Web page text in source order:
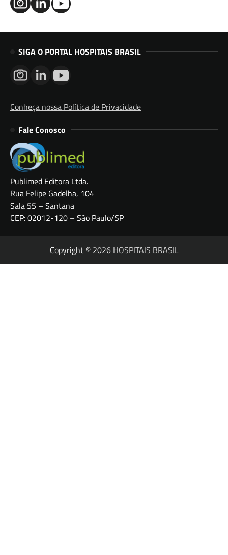
SIGA O PORTAL HOSPITAIS BRASIL
Conheça nossa Política de Privacidade
Fale Conosco
Publimed Editora Ltda.
Rua Felipe Gadelha, 104
Sala 55 – Santana
CEP: 02012-120 – São Paulo/SP
Copyright © 2026 HOSPITAIS BRASIL